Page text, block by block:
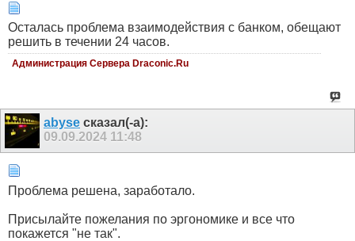
Осталась проблема взаимодействия с банком, обещают
решить в течении 24 часов.
Администрация Сервера Draconic.Ru
abyse сказал(-а):
09.09.2024 11:48
Проблема решена, заработало.
Присылайте пожелания по эргономике и все что
покажется "не так".